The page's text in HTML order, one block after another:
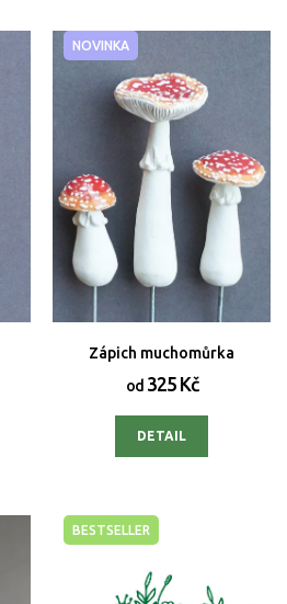
NOVINKA
Zápich muchomůrka
od325 Kč
DETAIL
BESTSELLER